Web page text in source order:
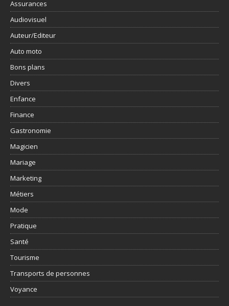
Assurances
Audiovisuel
Auteur/Editeur
Auto moto
Bons plans
Divers
Enfance
Finance
Gastronomie
Magicien
Mariage
Marketing
Métiers
Mode
Pratique
Santé
Tourisme
Transports de personnes
Voyance